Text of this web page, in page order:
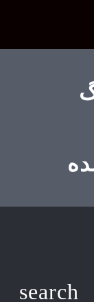
search